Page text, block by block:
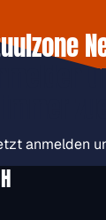
anmelden